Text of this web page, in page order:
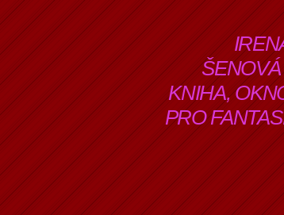
ŠENOVÁ
KNIHA,
PRO